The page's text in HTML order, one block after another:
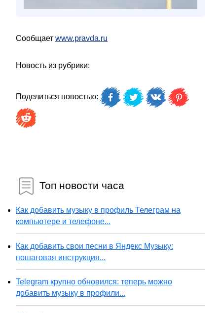
Сообщает www.pravda.ru
Новость из рубрики:
Поделиться новостью:
Топ новости часа
Как добавить музыку в профиль Телеграм на
компьютере и телефоне...
Как добавить свои песни в Яндекс Музыку:
пошаговая инструкция...
Telegram крупно обновился: теперь можно
добавить музыку в профили...